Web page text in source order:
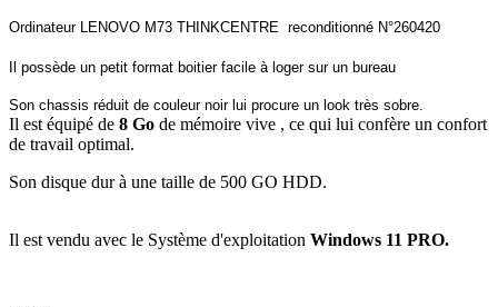
Ordinateur LENOVO M73 THINKCENTRE reconditionné N°260420
Il possède un petit format boitier facile à loger sur un bureau
Son chassis réduit de couleur noir lui procure un look très sobre.
Il est équipé de 8 Go de mémoire vive , ce qui lui confère un confort
de travail optimal.
Son disque dur à une taille de 500 GO HDD.
Il est vendu avec le Système d'exploitation Windows 11 PRO.